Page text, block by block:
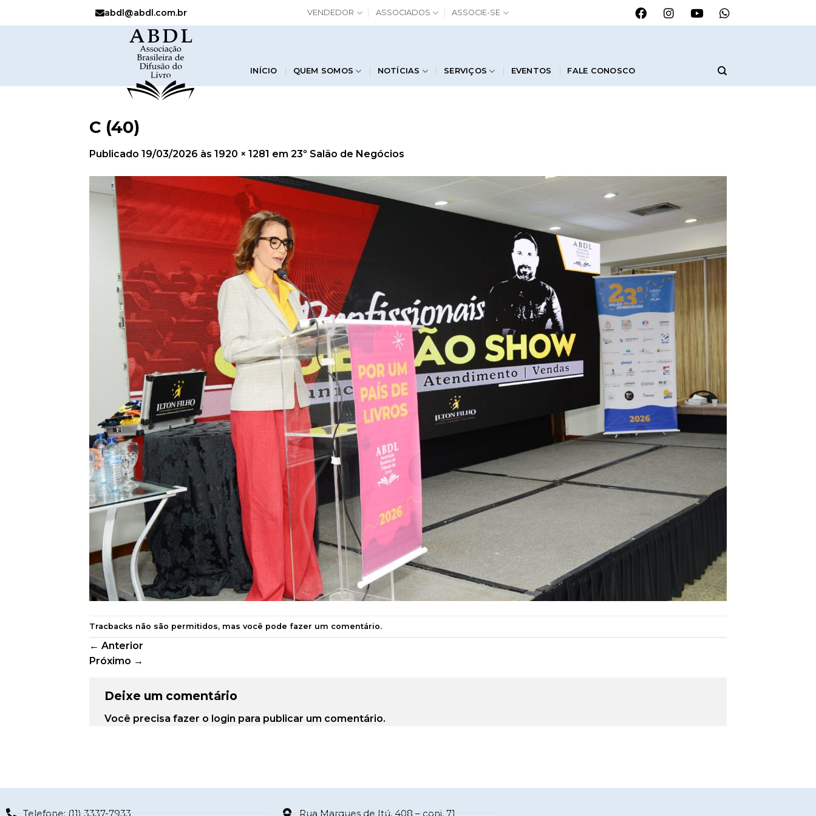
abdl@abdl.com.br VENDEDOR ASSOCIADOS ASSOCIE-SE
INÍCIO QUEM SOMOS NOTÍCIAS SERVIÇOS EVENTOS FALE CONOSCO
C (40)
Publicado 19/03/2026 às 1920 × 1281 em 23º Salão de Negócios
Tracbacks não são permitidos, mas você pode fazer um comentário.
← Anterior
Próximo →
Deixe um comentário
Você precisa fazer o login para publicar um comentário.
Telefone: (11) 3337-7933 Rua Marques de Itú, 408 – conj. 71